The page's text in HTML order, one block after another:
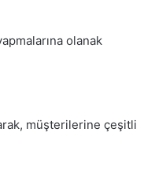
olanak
müşterilerine çeşitli